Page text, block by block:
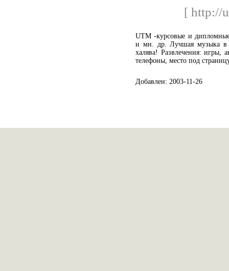
[ http://
UTM -курсовые и
и мн. др. Лучшая музыка в
халява! Развлечения: игры,
телефоны, место под
Добавлен: 2003-11-26